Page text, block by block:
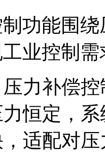
功能围
业控制需
力补偿
恒定，
适配对